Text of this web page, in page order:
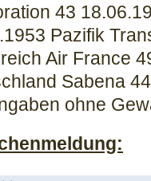
43
Pazifik
Air France
Sabena
ohne